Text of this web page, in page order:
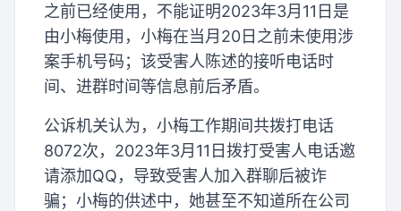
之前已经使用，不能证明2023年3月11日是
由小梅使用，小梅在当月20日之前未使用涉
案手机号码；该受害人陈述的接听电话时
间、进群时间等信息前后矛盾。
公诉机关认为，小梅工作期间共拨打电话
8072次，2023年3月11日拨打受害人电话邀
请添加QQ，导致受害人加入群聊后被诈
骗；小梅的供述中，她甚至不知道所在公司